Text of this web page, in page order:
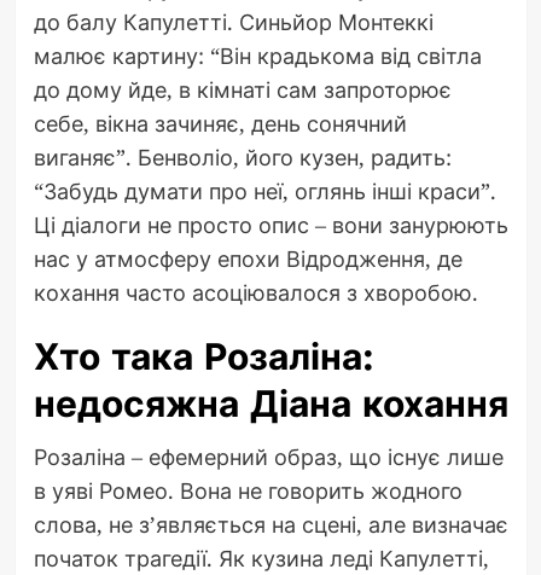
до балу Капулетті. Синьйор Монтеккі
малює картину: “Він крадькома від світла
до дому йде, в кімнаті сам запроторює
себе, вікна зачиняє, день сонячний
виганяє”. Бенволіо, його кузен, радить:
“Забудь думати про неї, оглянь інші краси”.
Ці діалоги не просто опис – вони занурюють
нас у атмосферу епохи Відродження, де
кохання часто асоціювалося з хворобою.
Хто така Розаліна:
недосяжна Діана кохання
Розаліна – ефемерний образ, що існує лише
в уяві Ромео. Вона не говорить жодного
слова, не з’являється на сцені, але визначає
початок трагедії. Як кузина леді Капулетті,